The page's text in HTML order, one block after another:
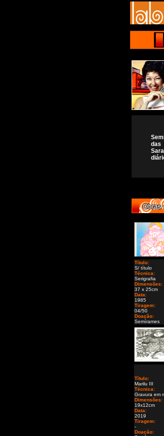
das
Título:
S/ título
Técnica:
Serigrafia
Dimensões:
37 x 25cm
Data:
1985
Tiragem:
04/50
Doação:
Semírames
Título:
Marilu III
Técnica:
Gravura em
Dimensões:
19x12cm
Data:
2019
Tiragem:
-
Doação: